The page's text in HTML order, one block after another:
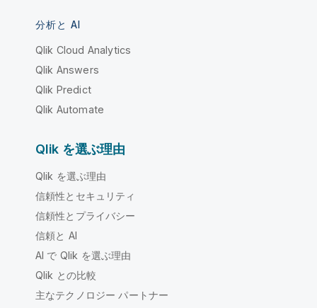
分析と AI
Qlik Cloud Analytics
Qlik Answers
Qlik Predict
Qlik Automate
Qlik を選ぶ理由
Qlik を選ぶ理由
信頼性とセキュリティ
信頼性とプライバシー
信頼と AI
AI で Qlik を選ぶ理由
Qlik との比較
主なテクノロジー パートナー